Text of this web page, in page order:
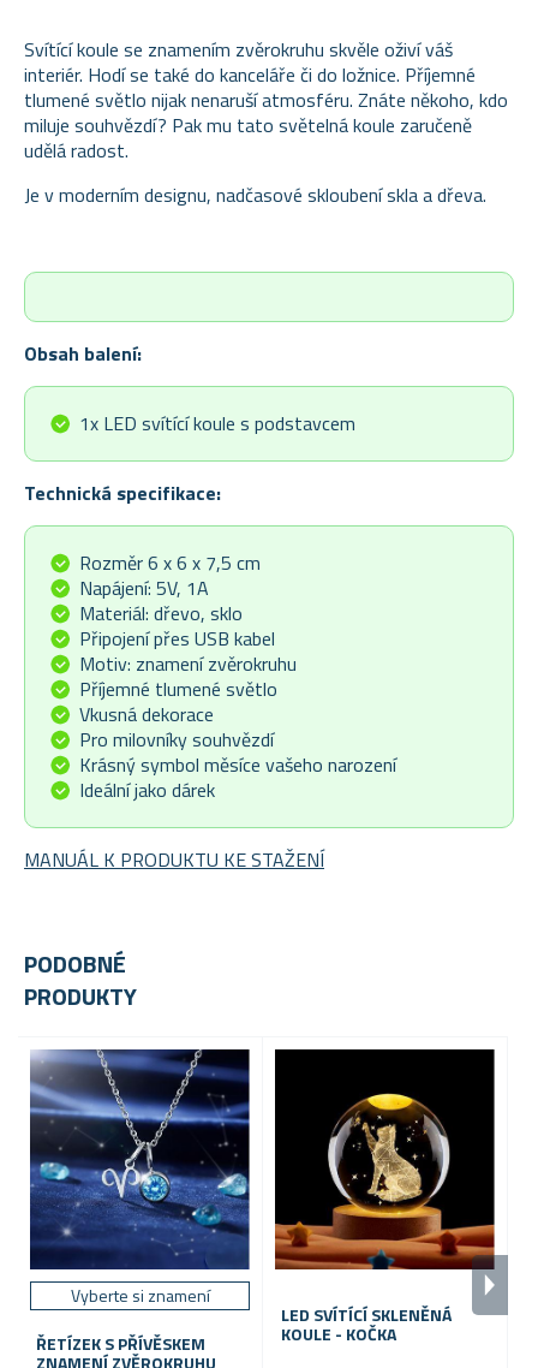
Svítící koule se znamením zvěrokruhu skvěle oživí váš
interiér. Hodí se také do kanceláře či do ložnice. Příjemné
tlumené světlo nijak nenaruší atmosféru. Znáte někoho, kdo
miluje souhvězdí? Pak mu tato světelná koule zaručeně
udělá radost.
Je v moderním designu, nadčasové skloubení skla a dřeva.
Obsah balení:
1x LED svítící koule s podstavcem
Technická specifikace:
Rozměr 6 x 6 x 7,5 cm
Napájení: 5V, 1A
Materiál: dřevo, sklo
Připojení přes USB kabel
Motiv: znamení zvěrokruhu
Příjemné tlumené světlo
Vkusná dekorace
Pro milovníky souhvězdí
Krásný symbol měsíce vašeho narození
Ideální jako dárek
MANUÁL K PRODUKTU KE STAŽENÍ
PODOBNÉ
PRODUKTY
Vyberte si znamení
ŘETÍZEK S PŘÍVĚSKEM
ZNAMENÍ ZVĚROKRUHU
LED SVÍTÍCÍ SKLENĚNÁ
KOULE - KOČKA